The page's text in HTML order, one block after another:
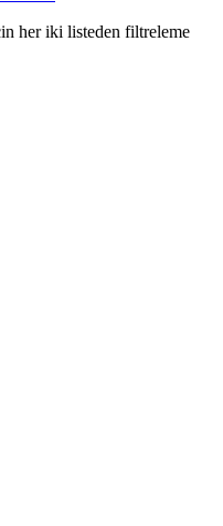
her iki listeden filtreleme